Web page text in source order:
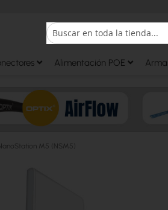
Search
Alimentación POE
M5 (NSM5)